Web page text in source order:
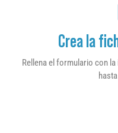
Crea la
Rellena el formulario con